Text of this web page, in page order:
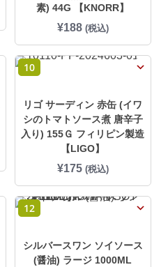
素) 44G 【KNORR】
¥188 (税込)
10
リゴ サーディン 赤缶 (イワ
シのトマトソース煮 唐辛子
入り) 155Ｇ フィリピン製造
【LIGO】
¥175 (税込)
12
シルバースワン ソイソース
(醤油) ラージ 1000ML